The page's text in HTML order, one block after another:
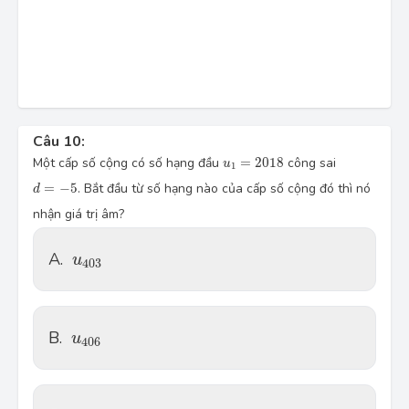
Câu 10:
Một cấp số cộng có số hạng đầu u1 = 2018
u_{1} = 2 \, 018
công sai
d = −5
d = -5
. Bắt đầu từ số hạng nào của cấp số cộng đó thì nó
nhận giá trị âm?
A. u403
u_{403}
B. u406
u_{406}